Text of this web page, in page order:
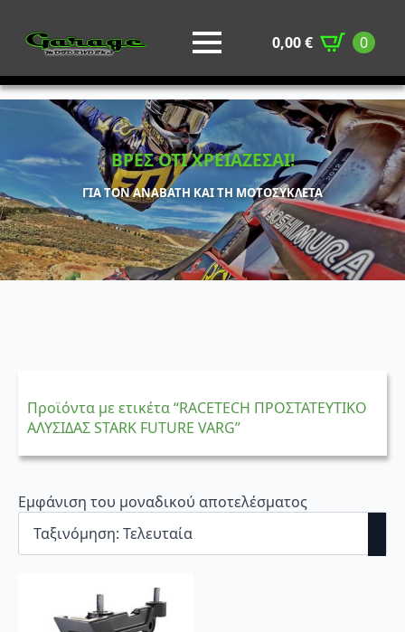
0,00€ 0
ΒΡΕΣ ΟΤΙ ΧΡΕΙΑΖΕΣΑΙ!
ΓΙΑ ΤΟΝ ΑΝΑΒΑΤΗ ΚΑΙ ΤΗ ΜΟΤΟΣΥΚΛΕΤΑ
Προϊόντα με ετικέτα “RACETECH ΠΡΟΣΤΑΤΕΥΤΙΚΟ
ΑΛΥΣΙΔΑΣ STARK FUTURE VARG”
Εμφάνιση του μοναδικού αποτελέσματος